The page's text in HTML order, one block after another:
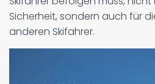
Sicherheit, sondern auch für
anderen Skifahrer.